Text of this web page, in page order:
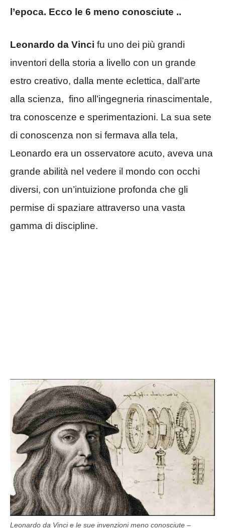
l’epoca. Ecco le 6 meno conosciute ..
Leonardo da Vinci fu uno dei più grandi
inventori della storia a livello con un grande
estro creativo, dalla mente eclettica, dall’arte
alla scienza, fino all’ingegneria rinascimentale,
tra conoscenze e sperimentazioni. La sua sete
di conoscenza non si fermava alla tela,
Leonardo era un osservatore acuto, aveva una
grande abilità nel vedere il mondo con occhi
diversi, con un’intuizione profonda che gli
permise di spaziare attraverso una vasta
gamma di discipline.
Leonardo da Vinci e le sue invenzioni meno conosciute –